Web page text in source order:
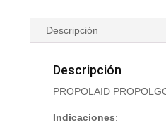
Descripción
Descripción
PROPOLAID
Indicaciones: